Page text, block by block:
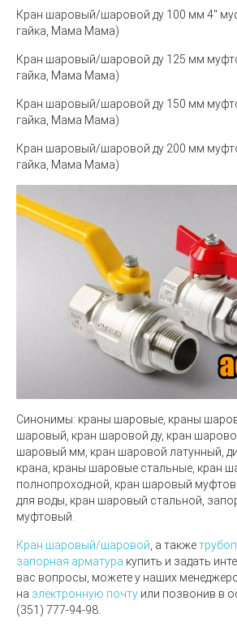
Кран шаровый/шаровой ду 100 мм 4"
гайка, Мама Мама)
Кран шаровый/шаровой ду 125 мм
гайка, Мама Мама)
Кран шаровый/шаровой ду 150 мм
гайка, Мама Мама)
Кран шаровый/шаровой ду 200 мм
гайка, Мама Мама)
Синонимы: краны шаровые, краны
шаровый, кран шаровой ду, кран
шаровый мм, кран шаровой латунный,
крана, краны шаровые стальные, кран
полнопроходной, кран шаровый
для воды, кран шаровый стальной,
муфтовый.
Кран шаровый/шаровой, а также
запорная арматура купить и задать
вас вопросы, можете у наших
на электронную почту или позвонив в
(351) 777-94-98.